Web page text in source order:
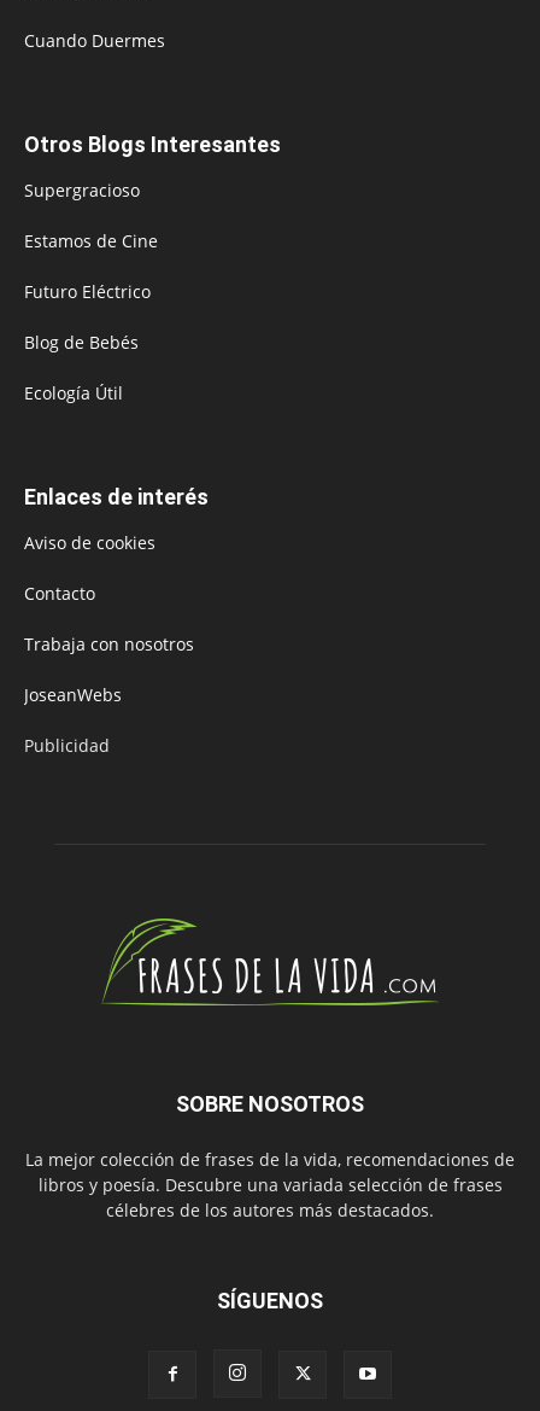
Cuando Duermes
Otros Blogs Interesantes
Supergracioso
Estamos de Cine
Futuro Eléctrico
Blog de Bebés
Ecología Útil
Enlaces de interés
Aviso de cookies
Contacto
Trabaja con nosotros
JoseanWebs
Publicidad
SOBRE NOSOTROS
La mejor colección de frases de la vida, recomendaciones de
libros y poesía. Descubre una variada selección de frases
célebres de los autores más destacados.
SÍGUENOS